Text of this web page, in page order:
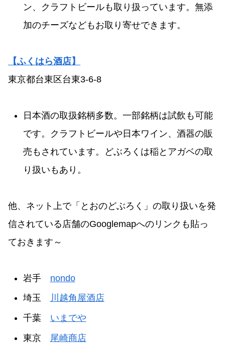
ン、クラフトビールも取り扱っています。無添
加のチーズなどもお取り寄せできます。
【ふくはら酒店】
東京都台東区台東3-6-8
日本酒の取扱銘柄多数。一部銘柄は試飲も可能
です。クラフトビールや日本ワイン、酒器の販
売もされています。どぶろくは稲とアガベの取
り扱いもあり。
他、ネット上で「とおのどぶろく」の取り扱いを発
信されている店舗のGooglemapへのリンクも貼っ
ておきます～
岩手 nondo
埼玉
川越角屋酒店
千葉 いまでや
東京
尾崎商店